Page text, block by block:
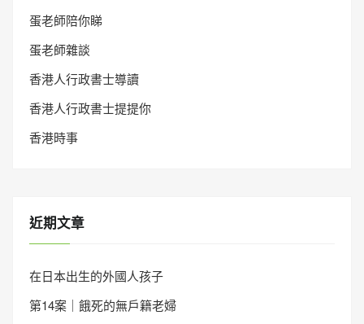
蛋老師陪你睇
蛋老師雜談
香港人行政書士導讀
香港人行政書士提提你
香港時事
近期文章
在日本出生的外國人孩子
第14案｜餓死的無戶籍老婦